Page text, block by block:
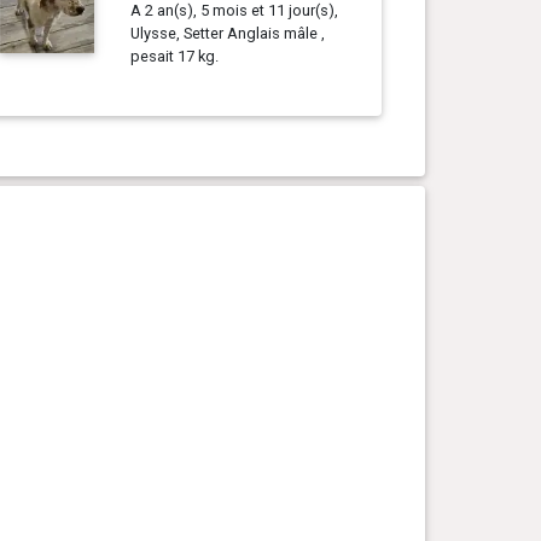
A 2 an(s), 5 mois et 11 jour(s),
Ulysse, Setter Anglais mâle ,
pesait 17 kg.